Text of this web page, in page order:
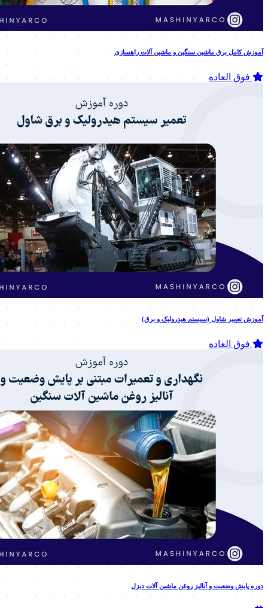
آموزش کامل برق ماشین سنگین و ماشین آلات راهسازی
فوق العاده
آموزش تعمیر شاول (سیستم هیدرولیک و برق)
فوق العاده
دوره پایش وضعیت و آنالیز روغن ماشین آلات دیزل